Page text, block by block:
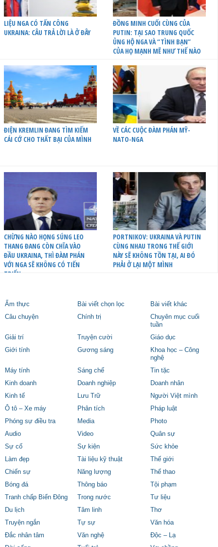
LIỆU NGA CÓ TẤN CÔNG
UKRAINA: CÂU TRẢ LỜI LÀ Ở ĐÂY
ĐỒNG MINH CUỐI CÙNG CỦA
PUTIN: TẠI SAO TRUNG QUỐC
ỦNG HỘ NGA VÀ “TÌNH BẠN”
CỦA HỌ MẠNH MẼ NHƯ THẾ NÀO
ĐIỆN KREMLIN ĐANG TÌM KIẾM
CÁI CỚ CHO THẤT BẠI CỦA MÌNH
VỀ CÁC CUỘC ĐÀM PHÁN MỸ-
NATO-NGA
CHỪNG NÀO HỌNG SÚNG LEO
THANG ĐANG CÒN CHĨA VÀO
ĐẦU UKRAINA, THÌ ĐÀM PHÁN
VỚI NGA SẼ KHÔNG CÓ TIẾN
TRIỂN
PORTNIKOV: UKRAINA VÀ PUTIN
CÙNG NHAU TRONG THẾ GIỚI
NÀY SẼ KHÔNG TỒN TẠI, AI ĐÓ
PHẢI Ở LẠI MỘT MÌNH
Ẩm thực Bài viết chọn lọc
Bài viết khác
Câu chuyện
Chính trị
Chuyên mục cuối
tuần
Giải trí
Truyện cười
Giáo dục
Giới tính
Gương sáng
Khoa học – Công
nghệ
Máy tính
Sáng chế
Tin tặc
Kinh doanh
Doanh nghiệp
Doanh nhân
Kinh tế
Lưu Trữ
Người Việt mình
Ô tô – Xe máy
Phân tích
Pháp luật
Phóng sự điều tra
Media
Photo
Audio
Video
Quân sự
Sự cố
Sự kiện
Sức khỏe
Làm đẹp
Tài liệu kỹ thuật
Thế giới
Chiến sự
Năng lượng
Thể thao
Bóng đá
Thông báo
Tội phạm
Tranh chấp Biển Đông
Trong nước
Tư liệu
Du lịch
Tâm linh
Thơ
Truyện ngắn
Tự sự
Văn hóa
Đắc nhân tâm
Văn nghệ
Độc – Lạ